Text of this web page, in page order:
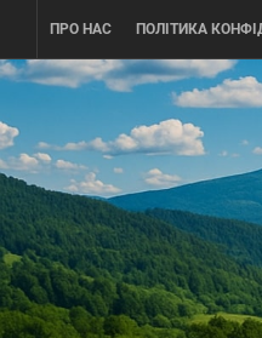
content
ПРО НАС ПОЛІТИКА